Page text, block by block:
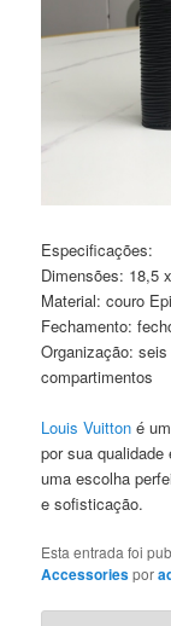
Especificações:
Dimensões: 18,5
Material: couro
Fechamento:
Organização:
compartimentos
Louis Vuitton é
por sua
uma escolha
e sofisticação.
Esta entrada foi
Accessoriespor